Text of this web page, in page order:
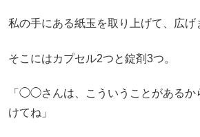
私の手にある紙玉を取り上げて、広げ
そこにはカプセル2つと錠剤3つ。
「◯◯さんは、こういうことがあるか
けてね」